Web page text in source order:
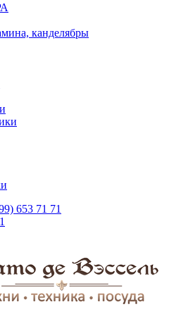
канделябры
653 71 71